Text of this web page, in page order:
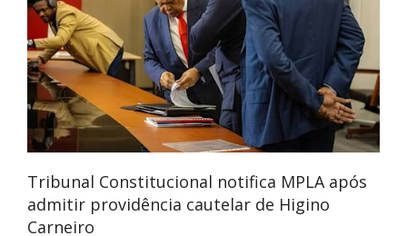
Tribunal Constitucional notifica MPLA após
admitir providência cautelar de Higino
Carneiro